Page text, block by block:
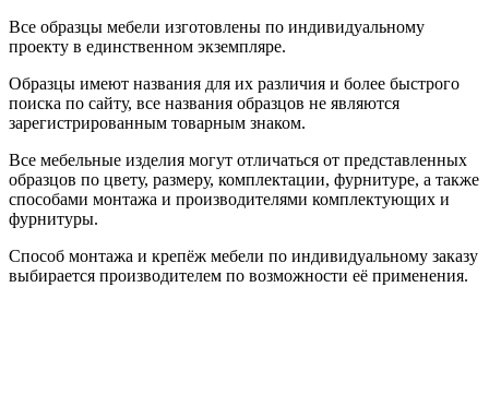
Все образцы мебели изготовлены по индивидуальному
проекту в единственном экземпляре.
Образцы имеют названия для их различия и более быстрого
поиска по сайту, все названия образцов не являются
зарегистрированным товарным знаком.
Все мебельные изделия могут отличаться от представленных
образцов по цвету, размеру, комплектации, фурнитуре, а также
способами монтажа и производителями комплектующих и
фурнитуры.
Способ монтажа и крепёж мебели по индивидуальному заказу
выбирается производителем по возможности её применения.